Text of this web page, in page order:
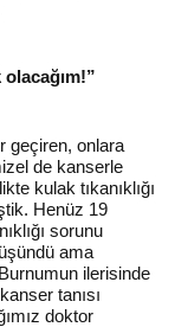
geçiren, onlara
de kanserle
kulak tıkanıklığı
Henüz 19
sorunu
ama
ilerisinde
tanısı
doktor